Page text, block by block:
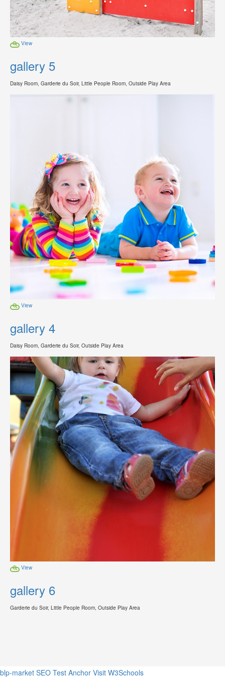
View
gallery 5
Daisy Room, Garderie du Soir, Little People Room, Outside Play Area
View
gallery 4
Daisy Room, Garderie du Soir, Outside Play Area
View
gallery 6
Garderie du Soir, Little People Room, Outside Play Area
blp-market SEO Test Anchor Visit W3Schools